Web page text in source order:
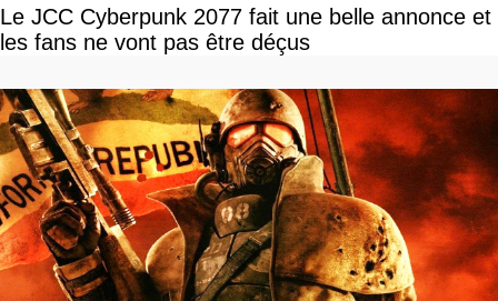
Le JCC Cyberpunk 2077 fait une belle annonce et
les fans ne vont pas être déçus